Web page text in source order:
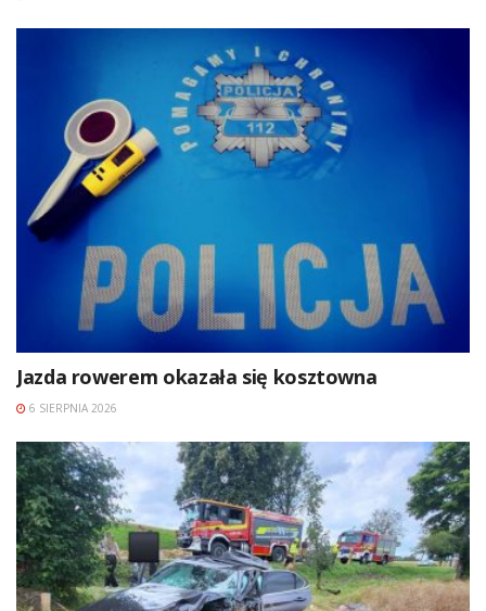
Jazda rowerem okazała się kosztowna
6 SIERPNIA 2026